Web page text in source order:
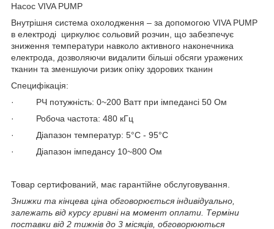
Насос VIVA PUMP
Внутрішня система охолодження – за допомогою VIVA PUMP
в електроді циркулює сольовий розчин, що забезпечує
зниження температури навколо активного наконечника
електрода, дозволяючи видалити більші обсяги уражених
тканин та зменшуючи ризик опіку здорових тканин
Специфікація:
· РЧ потужність: 0~200 Ватт при імпедансі 50 Ом
· Робоча частота: 480 кГц
· Діапазон температур: 5°С - 95°С
· Діапазон імпедансу 10~800 Ом
Товар сертифований, має гарантійне обслуговування.
Знижки та кінцева ціна обговорюється індивідуально,
залежать від курсу гривні на момент оплати. Терміни
поставки від 2 тижнів до 3 місяців, обговорюються